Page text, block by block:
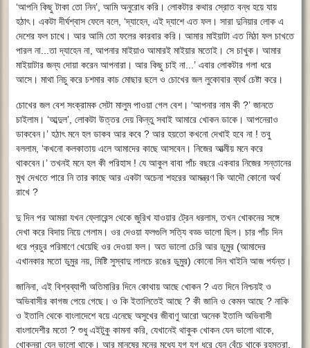
‘আপনি কিছু টাকা তো নিন’, আমি অনুরোধ করি। লোকটার কথার স্রোত বন্ধ হয়ে যায়
হঠাৎ। একটা দীর্ঘশ্বাস ফেলে বলে, ‘দ্যাহেন, এই দ্যাশে এত ফল। সারা দুনিয়ার লোক এ
দেশের ফল চাখে। আর আমি তো ফলের কারবার করি। আমার মাইয়াটা এত মিঠা ফল চাখতে
পারল না...তা দ্যাহেন না, আপনার মাইয়াও আমারই মাইয়ার মতোই। সে চাখুক। আমার
মাইয়াটার জন্য দোয়া করেন আপনারা। আর কিছু চাই না...’ এবার লোকটার গলা ধরে
আসে। মাথা নিচু করে চশমার কাচ মোছার ছলে ও চোখের জল লুকোবার ব্যর্থ চেষ্টা করে।
চোখের জল বেশ সংক্রামক সেটা মালুম পাওয়া গেল বেশ। ‘আপনার নাম কী ?’ জানতে
চাইলাম। ‘আব্দুল’, লোকটা উত্তর দেয় কিন্তু সবাই আমারে খোকন ডাকে। আপনেরাও
ডাকবেন।’ হঠাৎ মনে হল ডাকব আর কবে ? আর হয়তো কখনো দেখাই হবে না ! তবু
বললাম, ‘কখনো কলকাতায় এলে আমাদের কাছে আসবেন। নিজের আত্মীয় মনে করে
থাকবেন।’ তখনই মনে হল কী পরিহাস ! যে আকুল বাবা পাঁচ বছরে একবার নিজের সন্তানের
মুখ দেখতে পারে নি তার কাছে আর একটা অচেনা শহরের আমন্ত্রণ কি আদৌ কোনো অর্থ
রাখে ?
দু দিন পর আমরা যখন ফ্লোরেন্স থেকে জুরিখ যাওয়ার ট্রেন ধরলাম, তখন খোকনের সঙ্গে
দেখা করে বিদায় নিয়ে গেলাম। ওর দেওয়া ফলগুলি সত্যি বড্ড ভালো ছিল। চার পাঁচ দিন
ধরে প্রচুর পরিমাণে খেয়েছি ওর দেওয়া ফল। অত ভালো চেরি আর ডুমুর (আমাদের
এখানকার মতো ডুমুর নয়, মিষ্টি সুস্বাদু লালচে রঙের ডুমুর) কোনো দিন খাইনি আজ পর্যন্ত।
জানিনা, এই বিশ্বব্যাপী অতিমারির দিনে কোথায় আছে খোকন ? এত দিনে নিশ্চয়ই ও
অভিবাসীর কাগজ পেয়ে গেছে। ও কি ইতালিতেই আছে ? কী জানি ও কেমন আছে ? নাকি
ও ইতালি থেকে বাংলাদেশে বয়ে এনেছে অসুখের জীবাণু আরো অনেক ইতালি অভিবাসী
বাংলাদেশীর মতো ? শুধু এইটুকু কামনা করি, যেখানেই থাকুক খোকন যেন ভালো থাকে,
খোকনরা যেন ভালো থাকে। আর মানুষের মনের মধ্যে যুগ যুগ ধরে যেন বেঁচে থাকে রহমতরা,